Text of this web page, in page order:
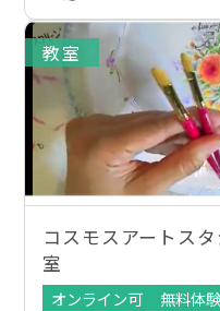
教室
コスモスアートス
室
オンライン可
無料体